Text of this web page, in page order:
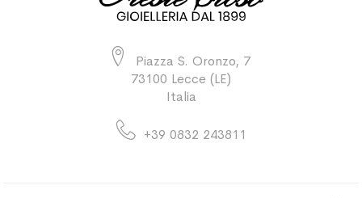
Piazza S. Oronzo, 7
73100 Lecce (LE)
Italia
+39 0832 243811